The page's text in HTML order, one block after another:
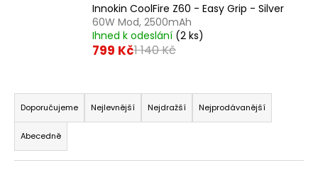
Innokin CoolFire Z60 - Easy Grip - Silver
60W Mod, 2500mAh
Ihned k odeslání (2 ks)
799 Kč1 140 Kč
Ř
a
z
e
n
Doporučujeme Nejlevnější Nejdražší Nejprodávanější
Abecedně
?